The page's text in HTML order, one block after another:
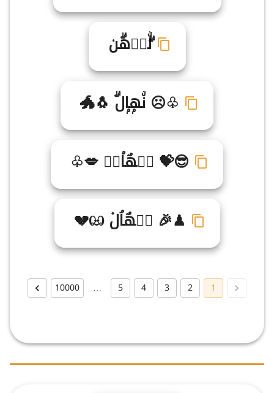
ۗلۨاࣻهۗن
♧☹ نۨهۭاۭلۗ 🐧🐲
😎💝 نࣻهٌاۘلࣶ 💋♧
♟🎉 نࣹهٌاُل۫ ඏ💔
1
2
3
4
5
…
10000